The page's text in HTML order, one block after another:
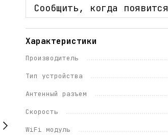
Сообщить, когда появится
Характеристики
Производитель
Тип устройства
Антенный разъем
Скорость
WiFi модуль